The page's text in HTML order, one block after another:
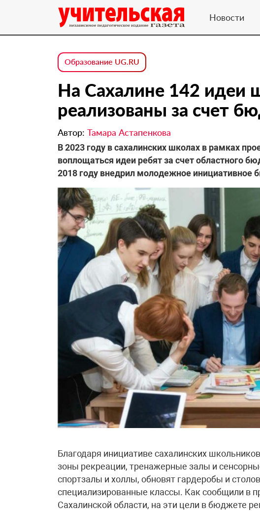
Новости
Образование UG.RU
На Сахалине 142 идеи
реализованы за счет
Автор: Тамара Астапенкова
В 2023 году в сахалинских школах в рамках
воплощаться идеи ребят за счет областного
2018 году внедрил молодежное инициативное
Благодаря инициативе сахалинских
зоны рекреации, тренажерные залы и
спортзалы и холлы, обновят гардеробы и
специализированные классы. Как сообщили в
Сахалинской области, на эти цели в бюджете